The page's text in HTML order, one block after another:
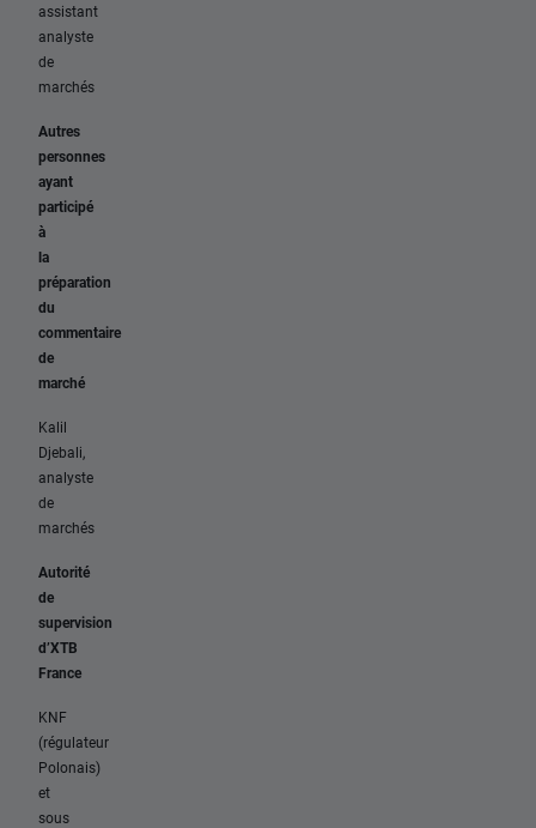
assistant
analyste
de
marchés
Autres
personnes
ayant
participé
à
la
préparation
du
commentaire
de
marché
Kalil
Djebali,
analyste
de
marchés
Autorité
de
supervision
d’XTB
France
KNF
(régulateur
Polonais)
et
sous